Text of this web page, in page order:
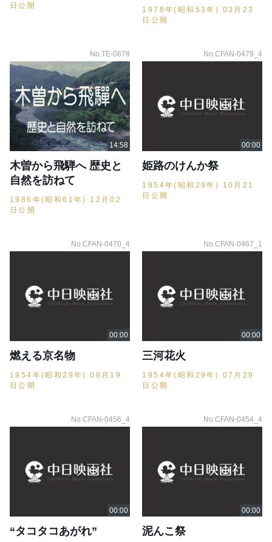
日公開
1978年(昭和53年) 03月23
日公開
No.TE-0878
木曽から飛騨へ 歴史と
自然を訪ねて
1986年(昭和61年) 12月02
日公開
No.CFAN-0479_4
姫路のけんか祭
1954年(昭和29年) 10月21
日公開
No.CFAN-0470_4
燃える京名物
1954年(昭和29年) 08月19
日公開
No.CFAN-0467_1
三河花火
1954年(昭和29年) 07月29
日公開
No.CFAN-0456_4
“タコタコあがれ”
No.CFAN-0454_4
泥んこ祭